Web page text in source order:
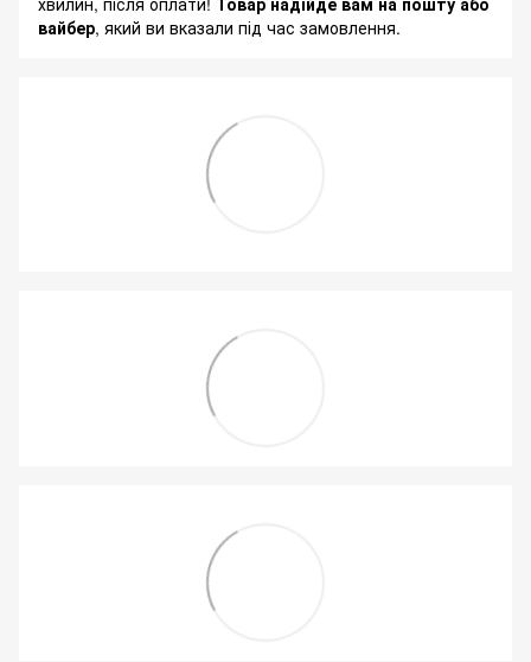
вайбер, який ви вказали під час замовлення.